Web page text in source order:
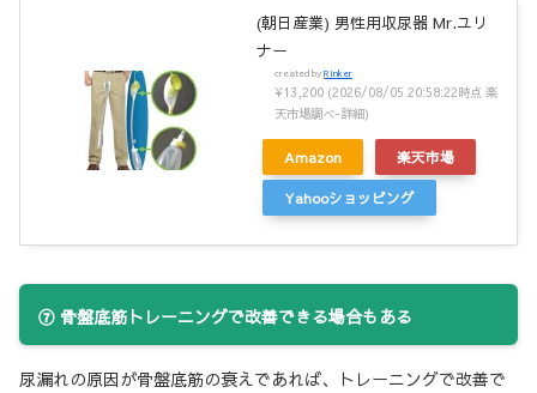
(朝日産業) 男性用収尿器 Mr.ユリ
ナー
created byRinker
¥13,200 (2026/08/05 20:58:22時点 楽
天市場調べ-詳細)
Amazon 楽天市場
Yahooショッピング
⑦ 骨盤底筋トレーニングで改善できる場合もある
尿漏れの原因が骨盤底筋の衰えであれば、トレーニングで改善で